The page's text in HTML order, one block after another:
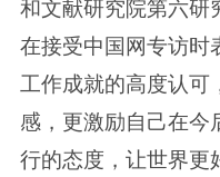
和文献研究院第六研
在接受中国网专访时
工作成就的高度认可
感，更激励自己在今
行的态度，让世界更